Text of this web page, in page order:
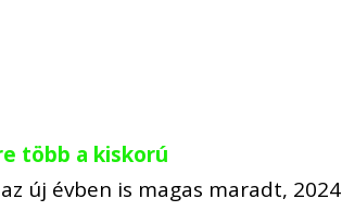
több a kiskorú
új évben is magas maradt, 2024